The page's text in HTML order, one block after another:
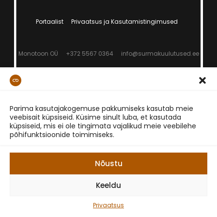
Parima kasutajakogemuse pakkumiseks kasutab meie
veebisait küpsiseid. Küsime sinult luba, et kasutada
küpsiseid, mis ei ole tingimata vajalikud meie veebilehe
põhifunktsioonide toimimiseks.
Nõustu
Keeldu
Privaatsus
Portaalist Privaatsus ja Kasutamistingimused
Monotoon OÜ +372 5567 0364 info@surmakuulutused.ee